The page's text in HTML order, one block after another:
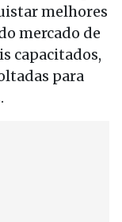
melhores
mercado de
capacitados,
para